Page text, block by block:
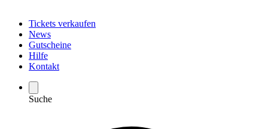
Tickets verkaufen
News
Gutscheine
Hilfe
Kontakt
Suche